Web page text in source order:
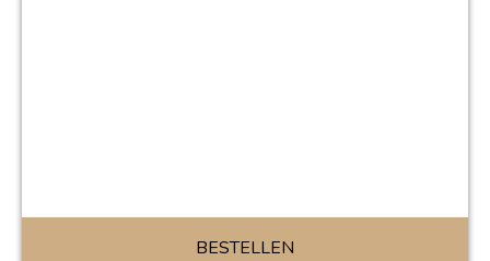
BESTELLEN